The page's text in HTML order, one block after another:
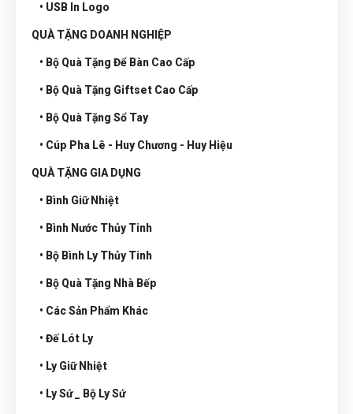
• USB In Logo
QUÀ TẶNG DOANH NGHIỆP
• Bộ Quà Tặng Để Bàn Cao Cấp
• Bộ Quà Tặng Giftset Cao Cấp
• Bộ Quà Tặng Sổ Tay
• Cúp Pha Lê - Huy Chương - Huy Hiệu
QUÀ TẶNG GIA DỤNG
• Bình Giữ Nhiệt
• Bình Nước Thủy Tinh
• Bộ Bình Ly Thủy Tinh
• Bộ Quà Tặng Nhà Bếp
• Các Sản Phẩm Khác
• Đế Lót Ly
• Ly Giữ Nhiệt
• Ly Sứ _ Bộ Ly Sứ